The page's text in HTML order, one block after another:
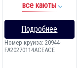
все каюты
Подробнее
Номер круиза: 20944-
FA20270114ACEACE